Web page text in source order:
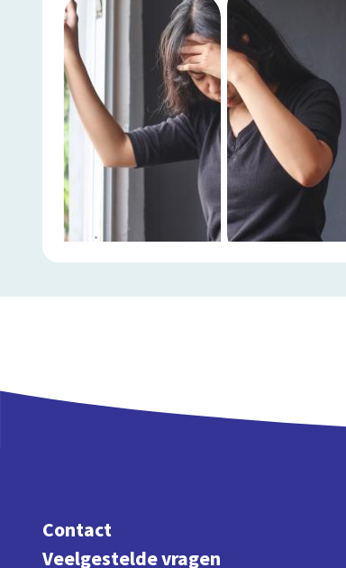
Contact
Veelgestelde vragen